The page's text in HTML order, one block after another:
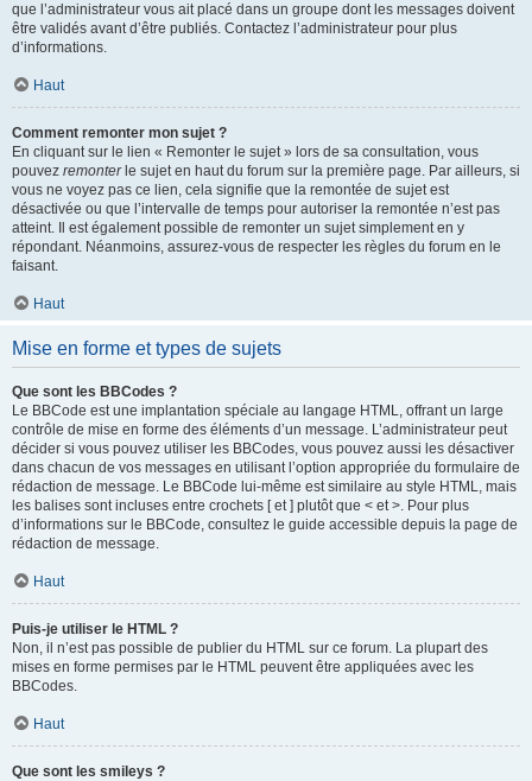
que l’administrateur vous ait placé dans un groupe dont les messages doivent
être validés avant d’être publiés. Contactez l’administrateur pour plus
d’informations.
Haut
Comment remonter mon sujet ?
En cliquant sur le lien « Remonter le sujet » lors de sa consultation, vous
pouvez remonterle sujet en haut du forum sur la première page. Par ailleurs, si
vous ne voyez pas ce lien, cela signifie que la remontée de sujet est
désactivée ou que l’intervalle de temps pour autoriser la remontée n’est pas
atteint. Il est également possible de remonter un sujet simplement en y
répondant. Néanmoins, assurez-vous de respecter les règles du forum en le
faisant.
Haut
Mise en forme et types de sujets
Que sont les BBCodes ?
Le BBCode est une implantation spéciale au langage HTML, offrant un large
contrôle de mise en forme des éléments d’un message. L’administrateur peut
décider si vous pouvez utiliser les BBCodes, vous pouvez aussi les désactiver
dans chacun de vos messages en utilisant l’option appropriée du formulaire de
rédaction de message. Le BBCode lui-même est similaire au style HTML, mais
les balises sont incluses entre crochets [ et ] plutôt que < et >. Pour plus
d’informations sur le BBCode, consultez le guide accessible depuis la page de
rédaction de message.
Haut
Puis-je utiliser le HTML ?
Non, il n’est pas possible de publier du HTML sur ce forum. La plupart des
mises en forme permises par le HTML peuvent être appliquées avec les
BBCodes.
Haut
Que sont les smileys ?